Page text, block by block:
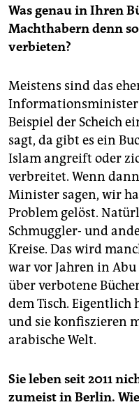
Was genau in Ihren
Machthabern denn
verbieten?
Meistens sind das
Beispiel der Scheich
sagt, da gibt es ein
Islam angreift oder
verbreitet. Wenn
Minister sagen, wir
Problem gelöst.
Schmuggler- und
Kreise. Das wird
war vor Jahren in
über verbotene
dem Tisch. Eigentlich
und sie konfiszieren
arabische Welt.
Sie leben seit 2011
zumeist in Berlin.